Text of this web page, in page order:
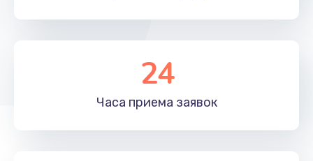
24
Часа приема заявок